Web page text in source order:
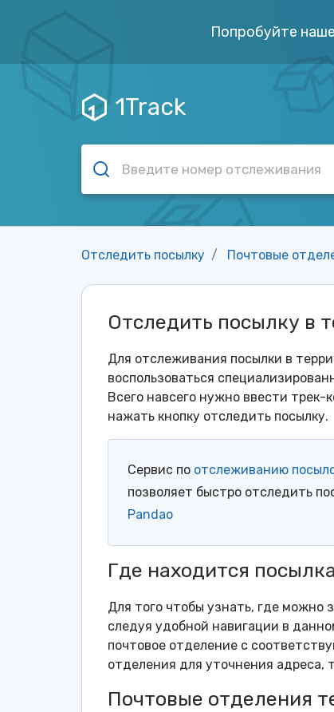
Попробуйте
1Track
Отследить посылку Почтовые
Отследить посылку в
Для отслеживания посылки в
воспользоваться
Всего навсего нужно ввести
нажать кнопку отследить посылку.
Сервис по отслеживанию
позволяет быстро отследить
Pandao
Где находится
Для того чтобы узнать, где можно
следуя удобной навигации в
почтовое отделение с
отделения для уточнения адреса,
Почтовые отделения